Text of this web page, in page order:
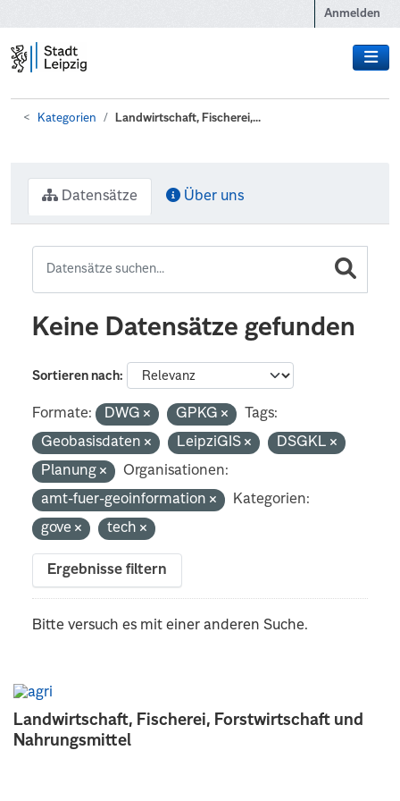
Anmelden
Kategorien Landwirtschaft, Fischerei,...
Landwirtschaft, Fischerei, Forstwirtschaft und
Nahrungsmittel
Datensätze Über uns
Keine Datensätze gefunden
Sortieren nach
Formate: DWG GPKG
Tags:
Geobasisdaten
LeipziGIS
DSGKL
Planung
Organisationen:
amt-fuer-geoinformation
Kategorien:
gove
tech
Ergebnisse filtern
Bitte versuch es mit einer anderen Suche.